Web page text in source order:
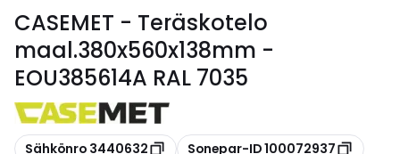
CASEMET - Teräskotelo
maal.380x560x138mm -
EOU385614A RAL 7035
Kopioi
Sähkönro 3440632 Kopioi
Sonepar-ID 100072937